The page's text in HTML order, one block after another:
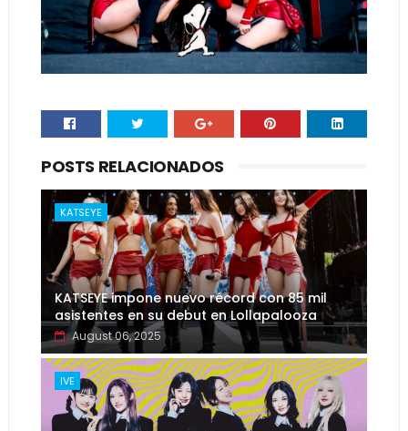
POSTS RELACIONADOS
KATSEYE
KATSEYE impone nuevo récord con 85 mil
asistentes en su debut en Lollapalooza
August 06, 2025
IVE